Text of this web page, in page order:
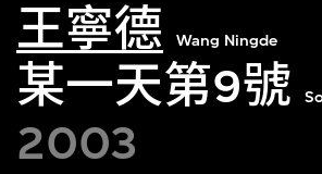
王寧德 Wang Ningde
某一天第9號
2003